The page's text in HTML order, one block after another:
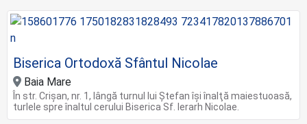
Biserica Ortodoxă Sfântul Nicolae
Baia Mare
În str. Crişan, nr. 1, lângă turnul lui Ştefan îşi înalţă maiestuoasă,
turlele spre înaltul cerului Biserica Sf. Ierarh Nicolae.